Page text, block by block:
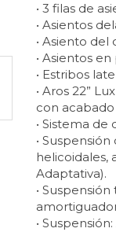
• 3 filas de
• Asientos
• Asiento
• Asientos
• Estribos
• Aros 22”
con
• Sistema
•
helicoidales,
Adaptativa).
•
•